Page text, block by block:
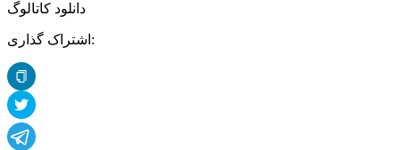
دانلود کاتالوگ
اشتراک گذاری: